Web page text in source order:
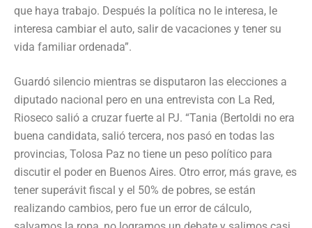
que haya trabajo. Después la política no le interesa, le
interesa cambiar el auto, salir de vacaciones y tener su
vida familiar ordenada”.
Guardó silencio mientras se disputaron las elecciones a
diputado nacional pero en una entrevista con La Red,
Rioseco salió a cruzar fuerte al PJ. “Tania (Bertoldi no era
buena candidata, salió tercera, nos pasó en todas las
provincias, Tolosa Paz no tiene un peso político para
discutir el poder en Buenos Aires. Otro error, más grave, es
tener superávit fiscal y el 50% de pobres, se están
realizando cambios, pero fue un error de cálculo,